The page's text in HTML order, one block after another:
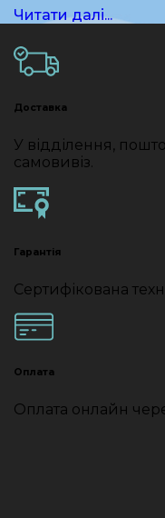
Читати далі...
Доставка
У відділення,
самовивіз.
Гарантія
Сертифікована
Оплата
Оплата онлайн